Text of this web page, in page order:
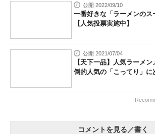
公開 2022/09/10
一番好きな「ラーメンのス
【人気投票実施中】
公開 2021/07/04
【天下一品】人気ラーメ
倒的人気の「こってり」に
コメントを見る／書く